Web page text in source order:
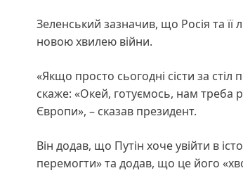
Зеленський зазначив, що Росія та
новою хвилею війни.
«Якщо просто сьогодні сісти за стіл
скаже: «Окей, готуємось, нам треба
Європи», – сказав президент.
Він додав, що Путін хоче увійти в
перемогти» та додав, що це його